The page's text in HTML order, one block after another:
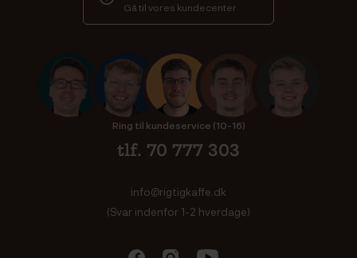
Gå til vores kundecenter
Ring til kundeservice (10-16)
tlf. 70 777 303
info@rigtigkaffe.dk
(Svar indenfor 1-2 hverdage)